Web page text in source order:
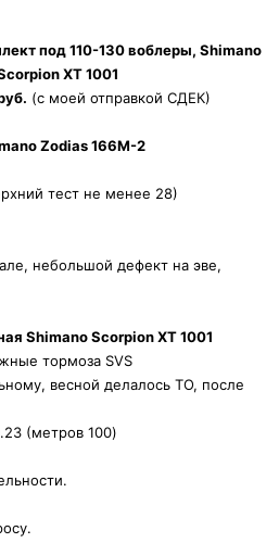
под 110-130 воблеры, Shimano
XT 1001
(с моей отправкой СДЕК)
Zodias 166M-2
тест не менее 28)
небольшой дефект на эве,
Shimano Scorpion XT 1001
тормоза SVS
весной делалось ТО, после
(метров 100)